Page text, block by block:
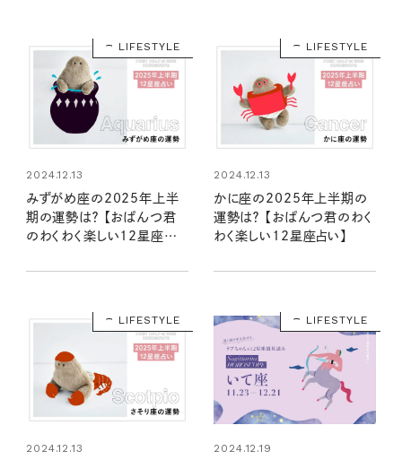
LIFESTYLE
2024.12.13
みずがめ座の2025年上半
期の運勢は？ 【おぱんつ君
のわくわく楽しい12星座占
LIFESTYLE
2024.12.13
かに座の2025年上半期の
運勢は？ 【おぱんつ君のわく
わく楽しい12星座占い】
LIFESTYLE
2024.12.13
LIFESTYLE
2024.12.19